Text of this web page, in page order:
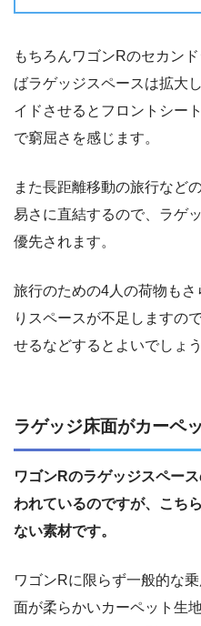
もちろんワゴンRのセカン
ばラゲッジスペースは拡大
イドさせるとフロントシー
で窮屈さを感じます。
また長距離移動の旅行など
易さに直結するので、ラゲ
優先されます。
旅行のための4人の荷物も
りスペースが不足しますの
せるなどするとよいでしょう
ラゲッジ床面がカーペ
ワゴンRのラゲッジスペー
われているのですが、こち
ない素材です。
ワゴンRに限らず一般的な
面が柔らかいカーペット生